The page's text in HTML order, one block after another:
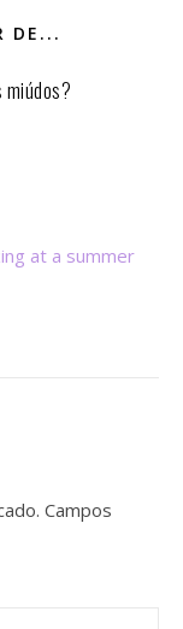
DE...
miúdos?
Campos